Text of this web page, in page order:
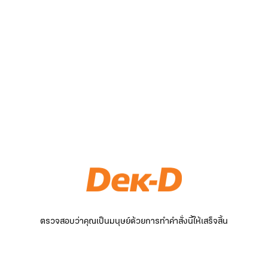
ตรวจสอบว่าคุณเป็นมนุษย์ด้วยการทำคำสั่งนี้ให้เสร็จสิ้น